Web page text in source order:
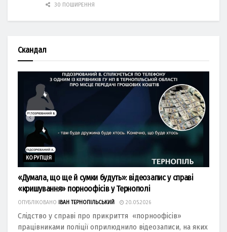
30 ПОШИРЕННЯ
Скандал
КОРУПЦІЯ
«Думала, що ще й сумки будуть»: відеозапис у справі
«кришування» порноофісів у Тернополі
ОПУБЛІКОВАНО ІВАН ТЕРНОПІЛЬСЬКИЙ 20.05.2026
Слідство у справі про прикриття «порноофісів»
працівниками поліції оприлюднило відеозаписи, на яких